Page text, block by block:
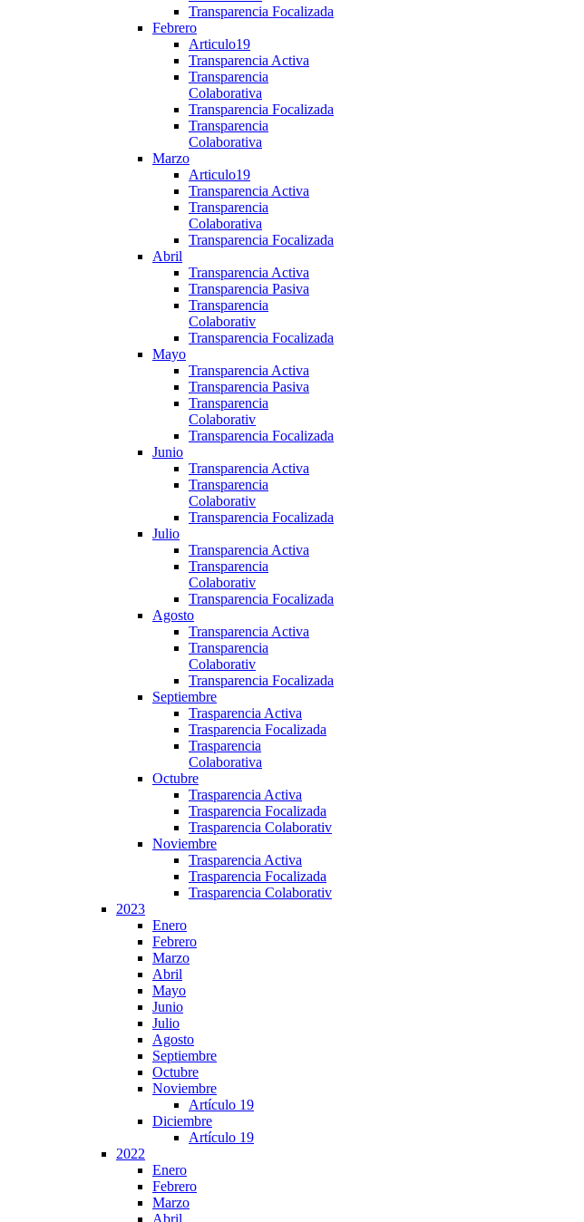
Transparencia Focalizada
Febrero
Articulo19
Transparencia Activa
Transparencia
Colaborativa
Transparencia Focalizada
Transparencia
Colaborativa
Marzo
Articulo19
Transparencia Activa
Transparencia
Colaborativa
Transparencia Focalizada
Abril
Transparencia Activa
Transparencia Pasiva
Transparencia
Colaborativ
Transparencia Focalizada
Mayo
Transparencia Activa
Transparencia Pasiva
Transparencia
Colaborativ
Transparencia Focalizada
Junio
Transparencia Activa
Transparencia
Colaborativ
Transparencia Focalizada
Julio
Transparencia Activa
Transparencia
Colaborativ
Transparencia Focalizada
Agosto
Transparencia Activa
Transparencia
Colaborativ
Transparencia Focalizada
Septiembre
Trasparencia Activa
Trasparencia Focalizada
Trasparencia
Colaborativa
Octubre
Trasparencia Activa
Trasparencia Focalizada
Trasparencia Colaborativ
Noviembre
Trasparencia Activa
Trasparencia Focalizada
Trasparencia Colaborativ
2023
Enero
Febrero
Marzo
Abril
Mayo
Junio
Julio
Agosto
Septiembre
Octubre
Noviembre
Artículo 19
Diciembre
Artículo 19
2022
Enero
Febrero
Marzo
Abril